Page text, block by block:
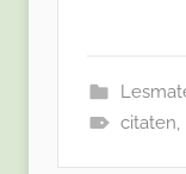
citaten,